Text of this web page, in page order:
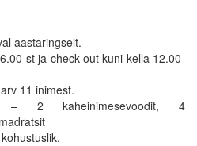
aastaringselt.
st ja check-out kuni kella 12.00-
11 inimest.
– 2 kaheinimesevoodit, 4